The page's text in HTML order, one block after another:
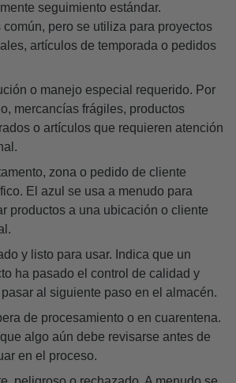
seguimiento estándar.
común, pero se utiliza para proyectos
artículos de temporada o pedidos
o manejo especial requerido. Por
mercancías frágiles, productos
o artículos que requieren atención
zona o pedido de cliente
El azul se usa a menudo para
productos a una ubicación o cliente
y listo para usar. Indica que un
ha pasado el control de calidad y
al siguiente paso en el almacén.
de procesamiento o en cuarentena.
que algo aún debe revisarse antes de
en el proceso.